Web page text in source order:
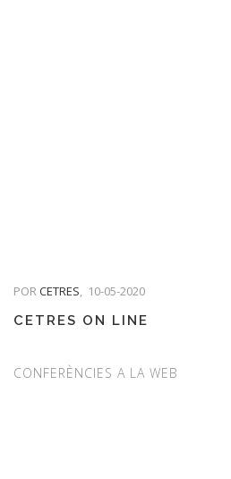
PORCETRES, 10-05-2020
CETRES ON LINE
CONFERÈNCIES A LA WEB